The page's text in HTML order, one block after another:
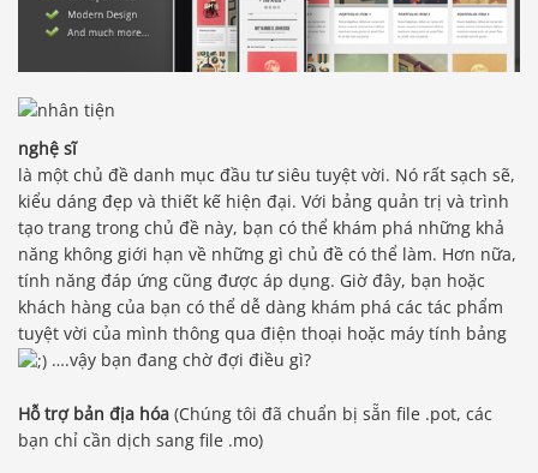
nghệ sĩ
là một chủ đề danh mục đầu tư siêu tuyệt vời. Nó rất sạch sẽ,
kiểu dáng đẹp và thiết kế hiện đại. Với bảng quản trị và trình
tạo trang trong chủ đề này, bạn có thể khám phá những khả
năng không giới hạn về những gì chủ đề có thể làm. Hơn nữa,
tính năng đáp ứng cũng được áp dụng. Giờ đây, bạn hoặc
khách hàng của bạn có thể dễ dàng khám phá các tác phẩm
tuyệt vời của mình thông qua điện thoại hoặc máy tính bảng
….vậy bạn đang chờ đợi điều gì?
Hỗ trợ bản địa hóa (Chúng tôi đã chuẩn bị sẵn file .pot, các
bạn chỉ cần dịch sang file .mo)